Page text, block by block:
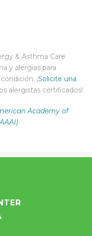
& Asthma Care
y alergias para
¡Solicite una
alergistas certificados!
Academy of